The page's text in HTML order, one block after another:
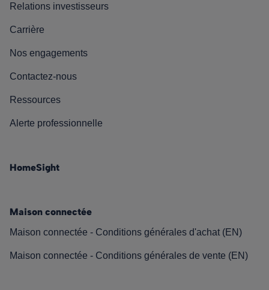
Relations investisseurs
Carrière
Nos engagements
Contactez-nous
Ressources
Alerte professionnelle
HomeSight
Maison connectée
Maison connectée - Conditions générales d'achat (EN)
Maison connectée - Conditions générales de vente (EN)